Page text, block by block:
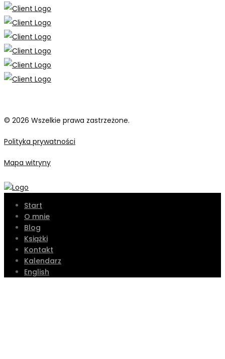
© 2026 Wszelkie prawa zastrzeżone.
Polityka prywatności
Mapa witryny
Start
O mnie
Blog
Książki
Kontakt
Kalendarz
English